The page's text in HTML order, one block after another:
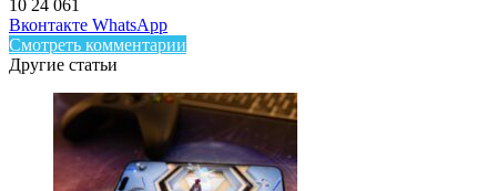
10 24 061
Facebook
Twitter
LinkedIn
Вконтакте WhatsAppTelegram
Смотреть комментарии
Другие статьи